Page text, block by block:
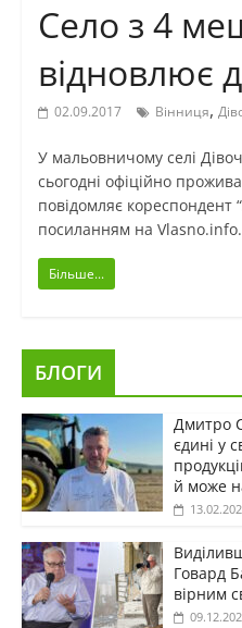
Село з 4
відновлює
02.09.2017 Вінниця,
У мальовничому селі
сьогодні офіційно
повідомляє кореспондент
посиланням на Vlasno.info.
Більше...
БЛОГИ
Дмитро
єдині у
й може
Говард
вірним